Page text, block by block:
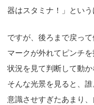
器はスタミナ！」とい
ですが、後ろまで戻っ
マークが外れてピンチ
状況を見て判断して動
そんな光景を見ると、
意識させすぎたあまり